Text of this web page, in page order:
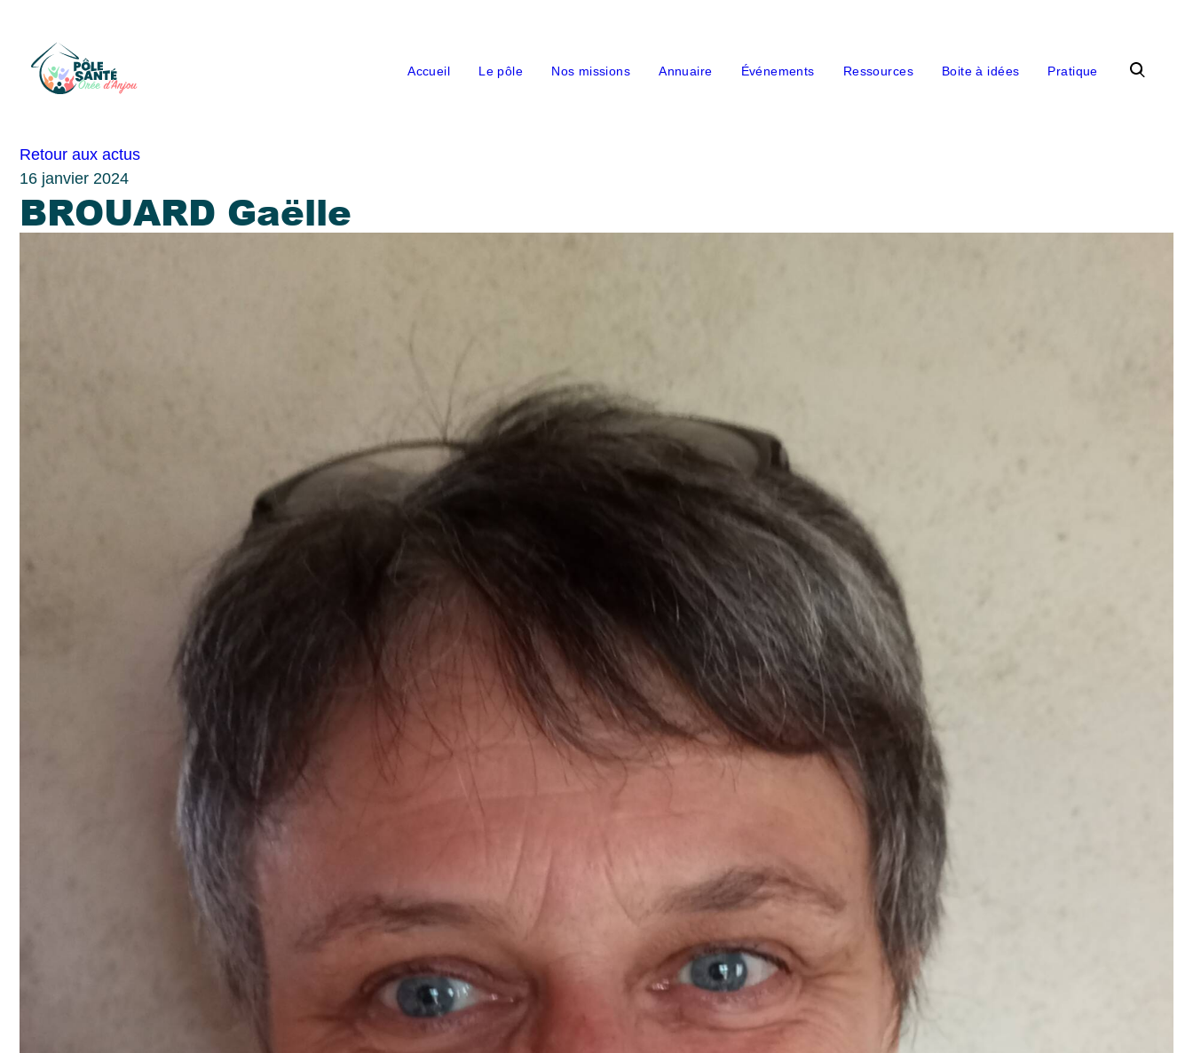
Passer
contenu
Accueil Le pôle Nos missions Annuaire Événements Ressources Boite à idées Pratique
Retour aux actus
16 janvier 2024
BROUARD Gaëlle